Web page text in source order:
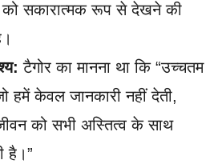
को सकारात्मक रूप से देखने की
टैगोर का मानना था कि “उच्चतम
हमें केवल जानकारी नहीं देती,
को सभी अस्तित्व के साथ
है।”